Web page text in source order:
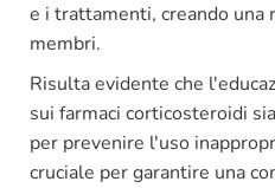
e i trattamenti, creando una
membri.
Risulta evidente che
sui farmaci corticosteroidi
per prevenire l'uso
cruciale per garantire una